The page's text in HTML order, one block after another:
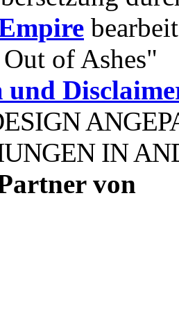
of Ashes"
und
IN
von